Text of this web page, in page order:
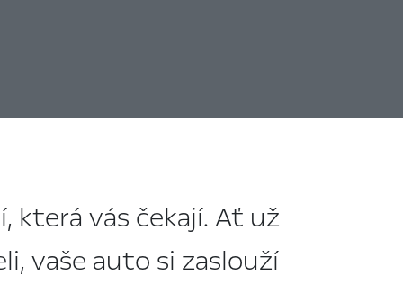
která vás čekají. Ať už
vaše auto si zaslouží